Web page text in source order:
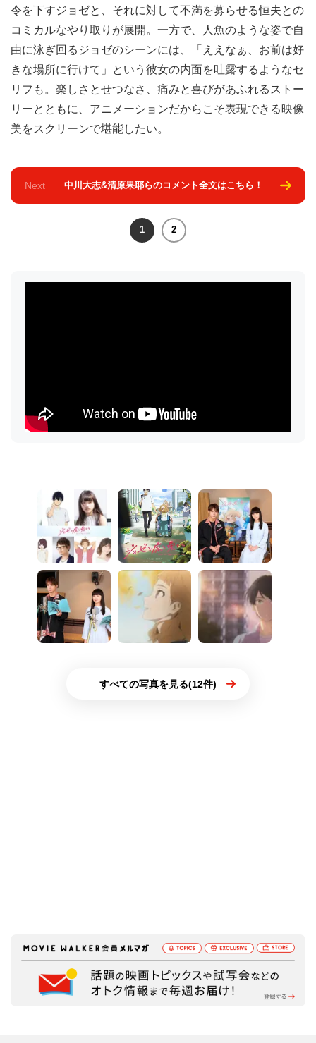
令を下すジョゼと、それに対して不満を募らせる恒夫との
コミカルなやり取りが展開。一方で、人魚のような姿で自
由に泳ぎ回るジョゼのシーンには、「ええなぁ、お前は好
きな場所に行けて」という彼女の内面を吐露するようなセ
リフも。楽しさとせつなさ、痛みと喜びがあふれるストー
リーとともに、アニメーションだからこそ表現できる映像
美をスクリーンで堪能したい。
Next 中川大志&清原果耶らのコメント全文はこちら！
1 2
すべての写真を見る(12件)